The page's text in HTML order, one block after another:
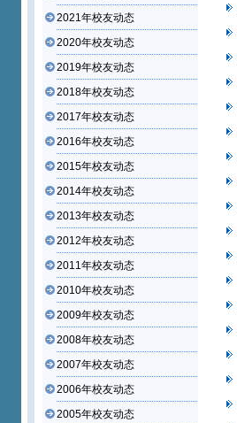
2021年校友动态
2020年校友动态
2019年校友动态
2018年校友动态
2017年校友动态
2016年校友动态
2015年校友动态
2014年校友动态
2013年校友动态
2012年校友动态
2011年校友动态
2010年校友动态
2009年校友动态
2008年校友动态
2007年校友动态
2006年校友动态
2005年校友动态